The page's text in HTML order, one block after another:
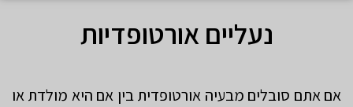
נעליים אורטופדיות
אם אתם סובלים מבעיה אורטופדית בין אם היא מולדת או